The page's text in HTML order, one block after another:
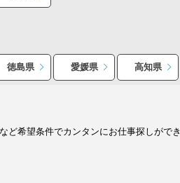
徳島県 愛媛県 高知県
ど希望条件でカンタンにお仕事探しができ